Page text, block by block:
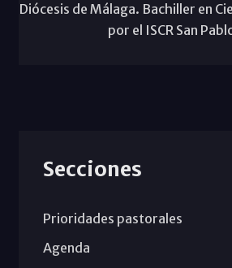
Diócesis de Málaga. Bachiller en
por el ISCR San
Secciones
Prioridades pastorales
Agenda